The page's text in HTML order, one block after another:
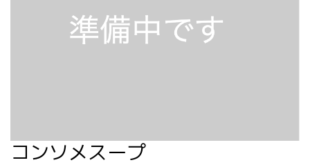
コンソメスープ